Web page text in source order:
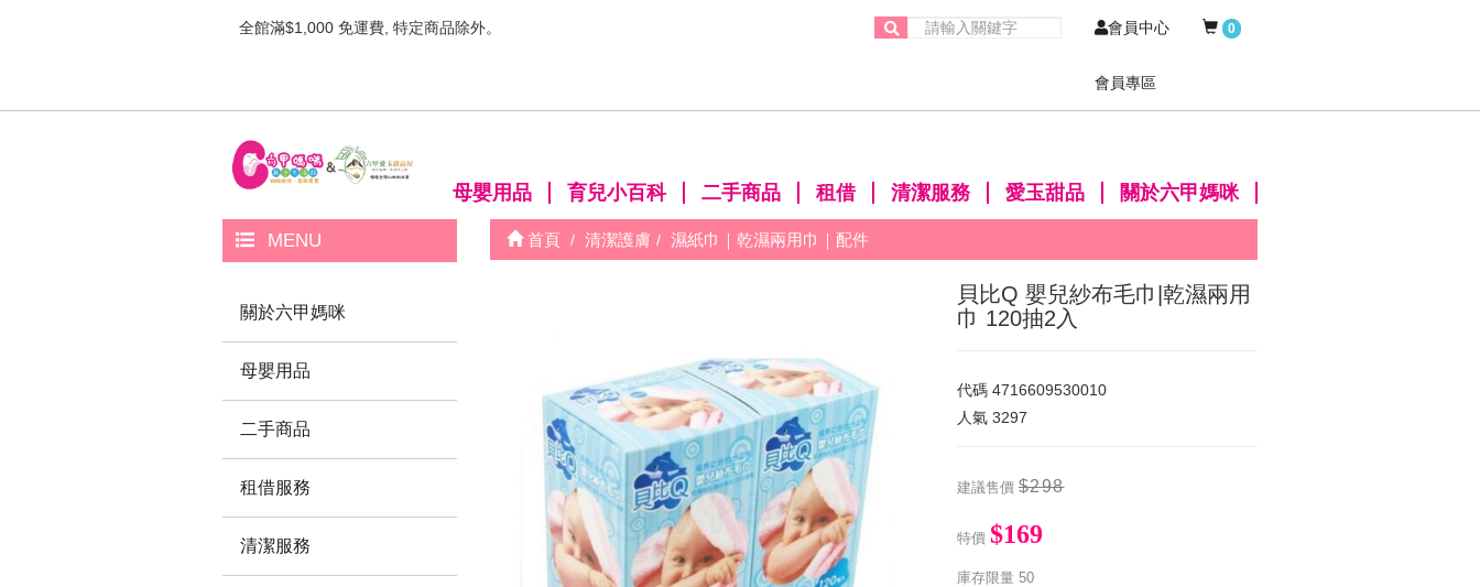
全館滿$1,000 免運費, 特定商品除外。 會員中心
會員專區
0
母嬰用品 育兒小百科 二手商品 租借 清潔服務 愛玉甜品 關於六甲媽咪
MENU
關於六甲媽咪
母嬰用品
二手商品
租借服務
清潔服務
首頁 清潔護膚 濕紙巾｜乾濕兩用巾｜配件
貝比Q 嬰兒紗布毛巾|乾濕兩用
巾 120抽2入
代碼 4716609530010
人氣 3297
建議售價 $298
特價 $169
庫存限量 50